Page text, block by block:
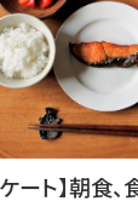
ート】朝食